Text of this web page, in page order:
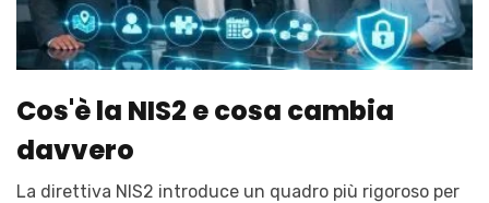
Cos'è la NIS2 e cosa cambia
davvero
La direttiva NIS2 introduce un quadro più rigoroso per